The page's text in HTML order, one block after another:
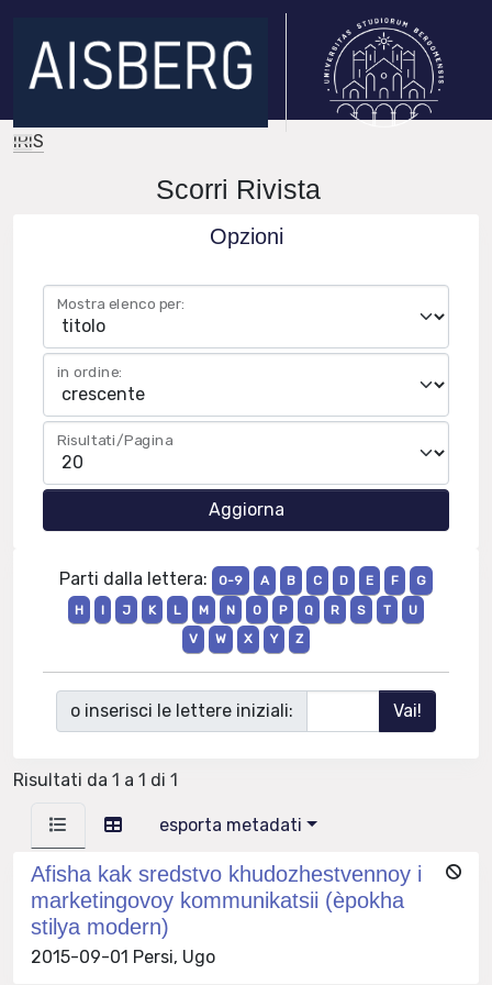
IRIS
Scorri Rivista
Opzioni
Mostra elenco per:
in ordine:
Risultati/Pagina
Parti dalla lettera: 0-9 A B C D E F
G
H
I J K L M N O P Q R S T
U
V
W X Y Z
o inserisci le lettere iniziali:
Risultati da 1 a 1 di 1
esporta metadati
Afisha kak sredstvo khudozhestvennoy i
marketingovoy kommunikatsii (èpokha
stilya modern)
2015-09-01 Persi, Ugo